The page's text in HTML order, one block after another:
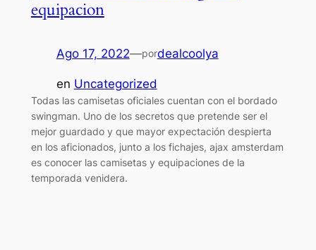
equipacion
Ago 17, 2022—pordealcoolya
en Uncategorized
Todas las camisetas oficiales cuentan con el bordado
swingman. Uno de los secretos que pretende ser el
mejor guardado y que mayor expectación despierta
en los aficionados, junto a los fichajes, ajax amsterdam
es conocer las camisetas y equipaciones de la
temporada venidera.